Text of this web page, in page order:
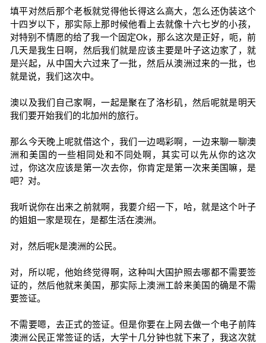
填平对然后那个老板就觉得他长得这么高大，怎么还伪装这个
十四岁以下，那实际上那时候他看上去就像十六七岁的小孩，
对特别不情愿的给了我一个固定Ok，那么这次是正好，呃，前
几天是我生日啊，然后我们就是应该主要是叶子这边家了，就
是兴起，从中国大六过来了一批，然后从澳洲过来的一批，也
就是说，我们这次中。
澳以及我们自己家啊，一起是聚在了洛杉矶，然后呢就是明天
我们要开始我们的北加州的旅行。
那么今天晚上呢就借这个，我们一边喝彩啊，一边来聊一聊澳
洲和美国的一些相同处和不同处啊，其实可以先从你的这次
过，你这次应该是第一次去你，你肯定是第一次来美国嘛，是
吧？对。
我听说你在出来之前就啊，我要介绍一下，哈，就是这个叶子
的姐姐一家是现在，是都生活在澳洲。
对，然后呢k是澳洲的公民。
对，所以呢，他始终觉得啊，这种叫大国护照去哪都不需要签
证的，然后他就来美国，那实际上澳洲工龄来美国的确是不需
要签证。
不需要嗯，去正式的签证。但是你要在上网去做一个电子前阵
澳洲公民正常签证的话，大学十几分钟也就下来了，我这次就